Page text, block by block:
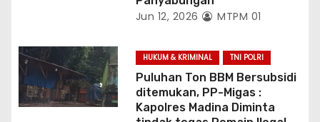
Jun 12, 2026 MTPM 01
HUKUM & KRIMINAL TNI POLRI
Puluhan Ton BBM Bersubsidi
ditemukan, PP-Migas :
Kapolres Madina Diminta